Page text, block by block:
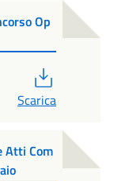
Op
Scarica
Atti Com